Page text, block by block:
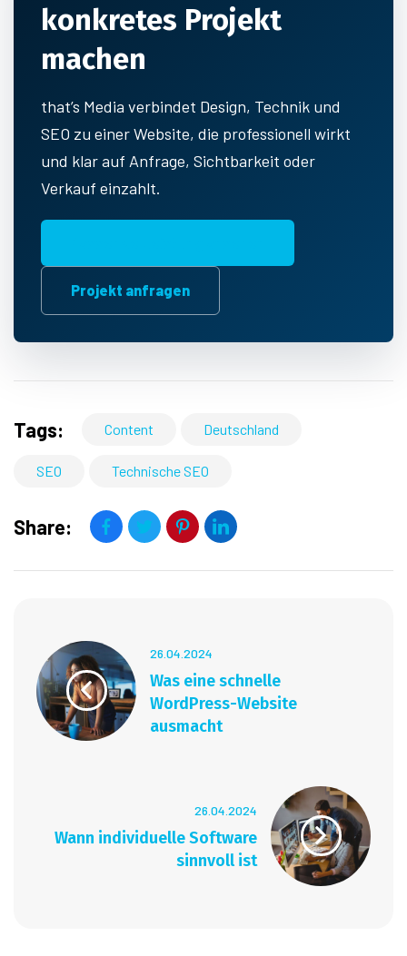
konkretes Projekt
machen
that’s Media verbindet Design, Technik und
SEO zu einer Website, die professionell wirkt
und klar auf Anfrage, Sichtbarkeit oder
Verkauf einzahlt.
Projekt anfragen
Tags: Content Deutschland
SEO Technische SEO
Share:
26.04.2024
Was eine schnelle
WordPress-Website
ausmacht
26.04.2024
Wann individuelle Software
sinnvoll ist